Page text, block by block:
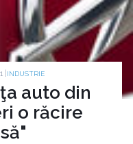
INDUSTRIE
auto din
o răcire